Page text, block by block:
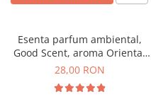
Esenta parfum ambiental,
Good Scent, aroma Oriental
Amber, 20 g
28,00 RON